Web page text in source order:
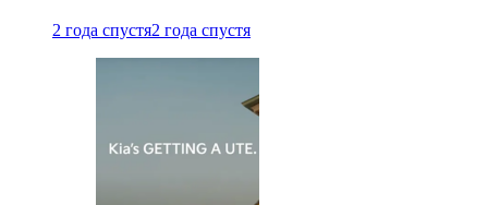
2 года спустя2 года спустя